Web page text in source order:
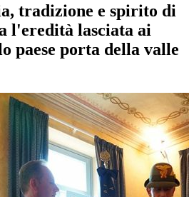
tradizione e spirito di
l'eredità lasciata ai
paese porta della valle